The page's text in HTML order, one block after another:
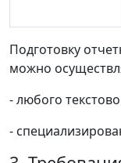
Подготовку
можно
- любого
-